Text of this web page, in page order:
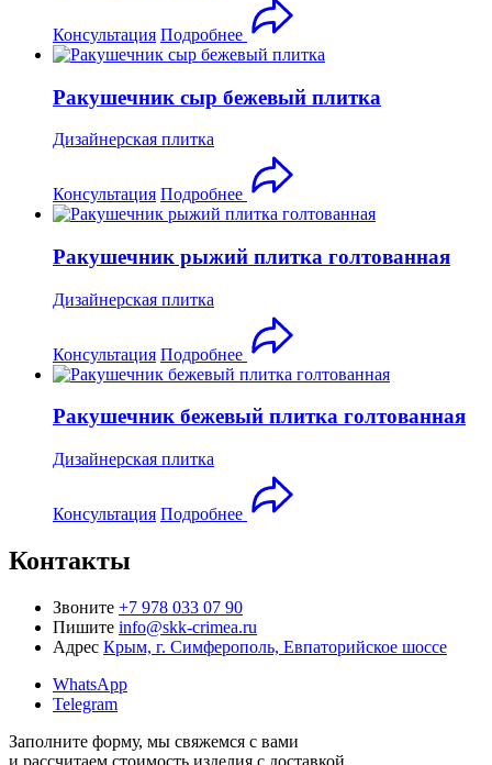
Консультация Подробнее
Ракушечник сыр бежевый плитка
Дизайнерская плитка
Консультация Подробнее
Ракушечник рыжий плитка голтованная
Дизайнерская плитка
Консультация Подробнее
Ракушечник бежевый плитка голтованная
Дизайнерская плитка
Консультация Подробнее
Контакты
Звоните +7 978 033 07 90
Пишите info@skk-crimea.ru
Адрес Крым, г. Симферополь, Евпаторийское шоссе
WhatsApp
Telegram
Заполните форму, мы свяжемся с вами
и рассчитаем стоимость изделия с доставкой